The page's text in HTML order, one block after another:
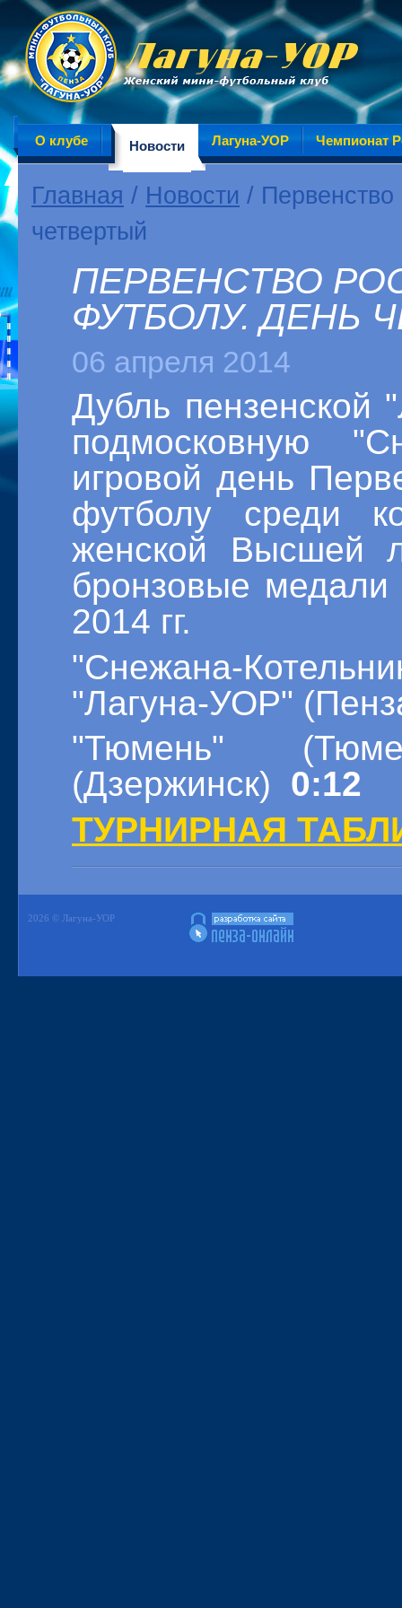
О клубе Новости Лагуна-УОР Чемпионат
Главная / Новости /
четвертый
ПЕРВЕНСТВО
ФУТБОЛУ. ДЕНЬ
06 апреля 2014
Дубль пензенской
подмосковную
игровой день
футболу среди
женской Высшей
бронзовые медали
2014 гг.
"Снежана-
"Лагуна-УОР"
"Тюмень"
(Дзержинск) 0:12
ТУРНИРНАЯ
2026 © Лагуна-УОР